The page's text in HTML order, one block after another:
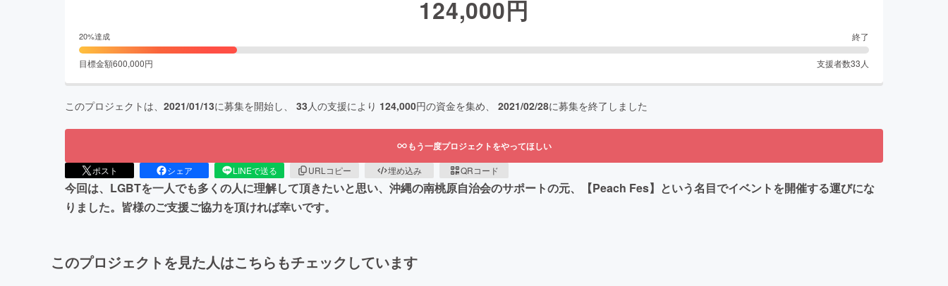
124,000円
20%達成 終了
目標金額600,000円 支援者数33 人
このプロジェクトは、 2021/01/13に募集を開始し、 33 人の支援により 124,000円の資金を集め、 2021/02/28に募集を終了しました
もう一度プロジェクトをやってほしい
ポスト シェア LINEで送る URLコピー 埋め込み QRコード
今回は、LGBTを一人でも多くの人に理解して頂きたいと思い、沖縄の南桃原自治会のサポートの元、【Peach Fes】という名目でイベントを開催する運びにな
りました。皆様のご支援ご協力を頂ければ幸いです。
このプロジェクトを見た人はこちらもチェックしています